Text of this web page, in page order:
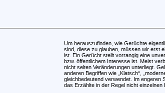
Um herauszufinden, wie Gerüchte
sind, diese zu glauben, müssen wir erst
ist. Ein Gerücht stellt vorrangig eine
bzw. öffentlichem Interesse ist. Meist
nicht selten Veränderungen unterliegt.
anderen Begriffen wie „Klatsch“,
gleichbedeutend verwendet. Im engeren
das Erzählte in der Regel nicht einzelnen